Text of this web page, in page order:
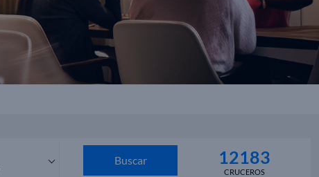
Buscar 12183
CRUCEROS